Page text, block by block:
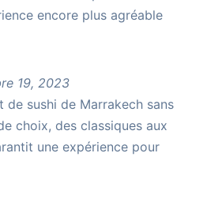
encore plus agréable
19, 2023
de sushi de Marrakech sans
choix, des classiques aux
une expérience pour